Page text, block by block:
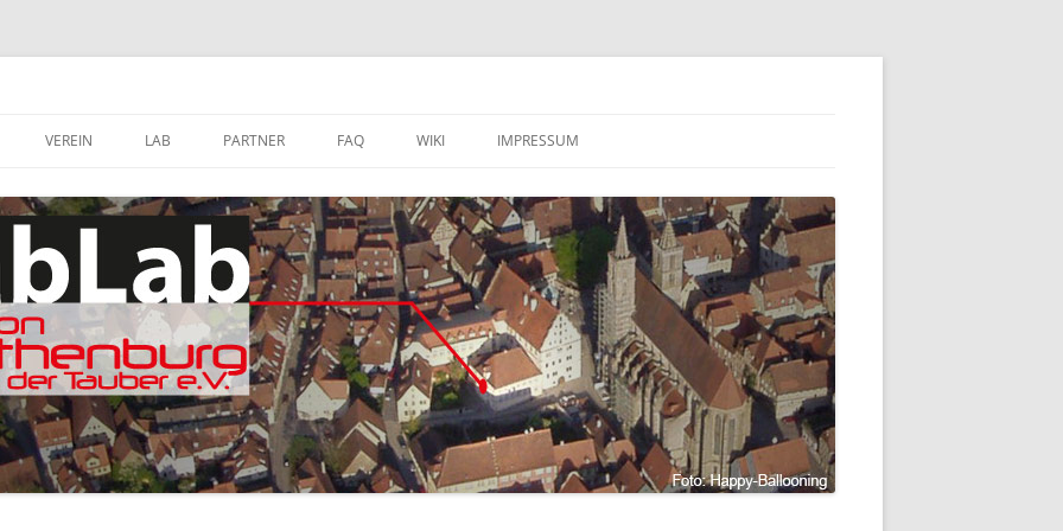
VEREIN LAB PARTNER FAQ WIKI IMPRESSUM